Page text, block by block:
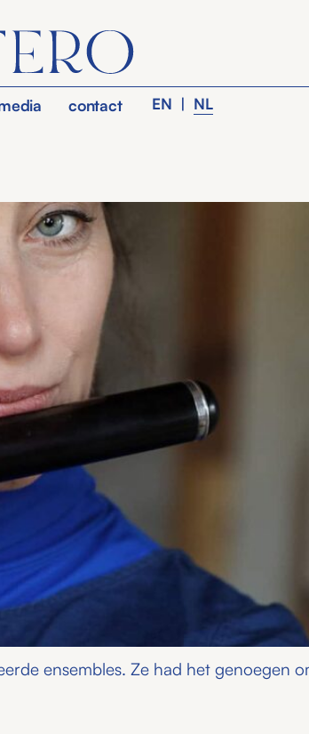
contact EN | NL
ensembles. Ze had het genoegen